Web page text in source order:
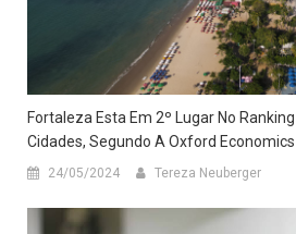
Fortaleza Esta Em 2º Lugar No
Cidades, Segundo A Oxford Economics
24/05/2024 Tereza Neuberger